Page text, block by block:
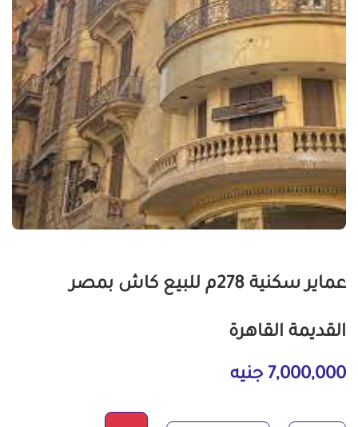
عماير سكنية 278م للبيع كاش بمصر
القديمة القاهرة
7,000,000 جنيه